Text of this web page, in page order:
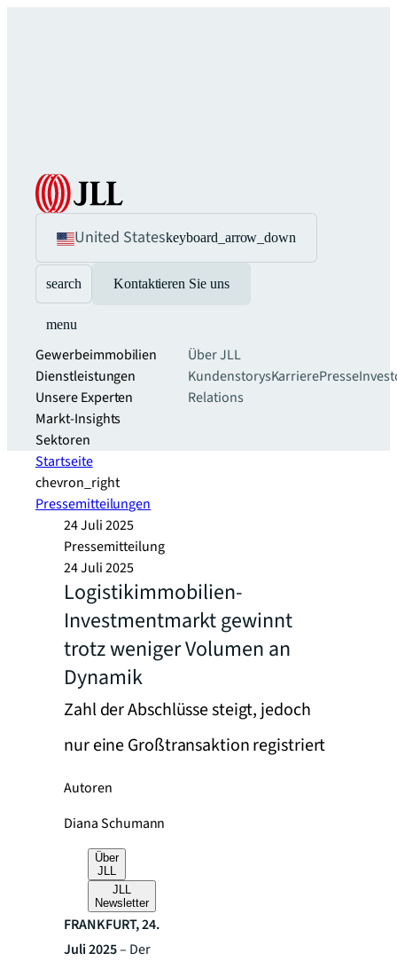
United Stateskeyboard_arrow_down
search Kontaktieren Sie uns
menu
Gewerbeimmobilien
Dienstleistungen
Unsere Experten
Markt-Insights
Sektoren​
Über JLL
KundenstorysKarrierePresse
Relations
Startseite
chevron_right
Pressemitteilungen
24 Juli 2025
Pressemitteilung
24 Juli 2025
Logistikimmobilien-
Investmentmarkt gewinnt
trotz weniger Volumen an
Dynamik
Zahl der Abschlüsse steigt, jedoch
nur eine Großtransaktion registriert
Autoren
Diana Schumann
Über
JLL
JLL
Newsletter
FRANKFURT, 24.
Juli 2025– Der